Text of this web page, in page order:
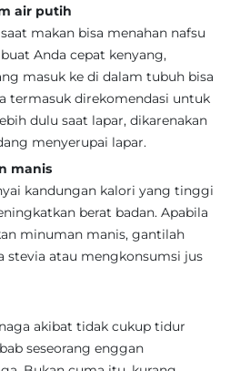
air putih
makan bisa menahan nafsu
Anda cepat kenyang,
masuk ke di dalam tubuh bisa
termasuk direkomendasi untuk
dulu saat lapar, dikarenakan
menyerupai lapar.
manis
kandungan kalori yang tinggi
berat badan. Apabila
minuman manis, gantilah
stevia atau mengkonsumsi jus
akibat tidak cukup tidur
seseorang enggan